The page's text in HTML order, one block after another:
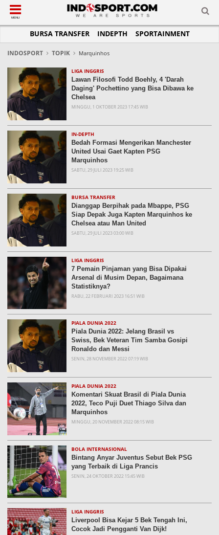
SUB-MENU
SEPAKBOLA
LIGA 1
LIGA 2
LIGA INGGRIS
LIGA ITALIA
LIGA SPANYOL
LIGA CHAMPIONS
LIGA JERMAN
LIGA PRANCIS
LIGA EUROPA
SUB-MENU
SPORTAINMENT
SELEBSPORT
LIFESTYLE
SUB-MENU
OTOMOTIF
MOTOGP
FORMULA 1
OTOMANIA
SUB-MENU
RAKET
MMA
FUTSAL
OLIMPIK
E-SPORT
SUB-MENU
JADWAL
KLASEMEN
SUB-MENU
TOPIK HARI INI
PERATURAN OLAHRAGA
TIPS DAN TRIK
INFOGRAFIS
GALERI FOTO
TEMPAT OLAHRAGA
PASUKAN SEHAT
KOMUNITAS SEHAT
MENU
BURSA TRANSFER INDEPTH SPORTAINMENT
INDOSPORT TOPIK Marquinhos
LIGA INGGRIS
Lawan Filosofi Todd Boehly, 4 'Darah
Daging' Pochettino yang Bisa Dibawa ke
Chelsea
MINGGU, 1 OKTOBER 2023 17:45 WIB
IN-DEPTH
Bedah Formasi Mengerikan Manchester
United Usai Gaet Kapten PSG
Marquinhos
SABTU, 29 JULI 2023 19:25 WIB
BURSA TRANSFER
Dianggap Berpihak pada Mbappe, PSG
Siap Depak Juga Kapten Marquinhos ke
Chelsea atau Man United
SABTU, 29 JULI 2023 03:00 WIB
LIGA INGGRIS
7 Pemain Pinjaman yang Bisa Dipakai
Arsenal di Musim Depan, Bagaimana
Statistiknya?
RABU, 22 FEBRUARI 2023 16:51 WIB
PIALA DUNIA 2022
Piala Dunia 2022: Jelang Brasil vs
Swiss, Bek Veteran Tim Samba Gosipi
Ronaldo dan Messi
SENIN, 28 NOVEMBER 2022 07:19 WIB
PIALA DUNIA 2022
Komentari Skuat Brasil di Piala Dunia
2022, Teco Puji Duet Thiago Silva dan
Marquinhos
MINGGU, 20 NOVEMBER 2022 08:15 WIB
BOLA INTERNASIONAL
Bintang Anyar Juventus Sebut Bek PSG
yang Terbaik di Liga Prancis
SENIN, 24 OKTOBER 2022 15:45 WIB
LIGA INGGRIS
Liverpool Bisa Kejar 5 Bek Tengah Ini,
Cocok Jadi Pengganti Van Dijk!